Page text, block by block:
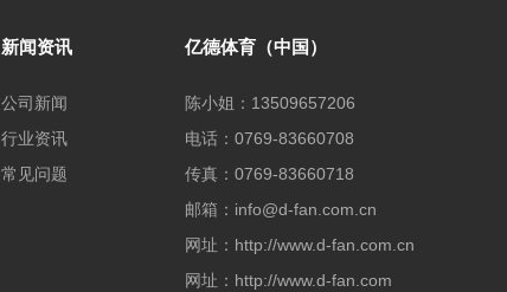
新闻资讯
公司新闻
行业资讯
常见问题
亿德体育（中国）
陈小姐：13509657206
电话：0769-83660708
传真：0769-83660718
邮箱：info@d-fan.com.cn
网址：http://www.d-fan.com.cn
网址：http://www.d-fan.com